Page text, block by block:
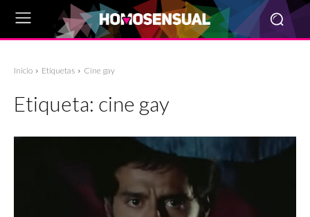
Inicio Etiquetas Cine gay
Etiqueta: cine gay